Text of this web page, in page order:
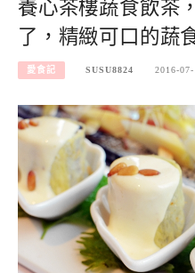
養心茶樓蔬食飲茶
了，精緻可口的蔬
愛食記 SUSU8824 2016-07-